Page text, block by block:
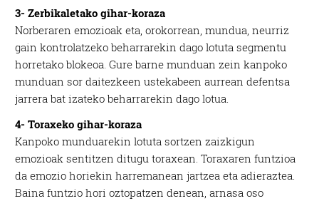
3- Zerbikaletako gihar-koraza
Norberaren emozioak eta, orokorrean, mundua, neurriz
gain kontrolatzeko beharrarekin dago lotuta segmentu
horretako blokeoa. Gure barne munduan zein kanpoko
munduan sor daitezkeen ustekabeen aurrean defentsa
jarrera bat izateko beharrarekin dago lotua.
4- Toraxeko gihar-koraza
Kanpoko munduarekin lotuta sortzen zaizkigun
emozioak sentitzen ditugu toraxean. Toraxaren funtzioa
da emozio horiekin harremanean jartzea eta adieraztea.
Baina funtzio hori oztopatzen denean, arnasa oso